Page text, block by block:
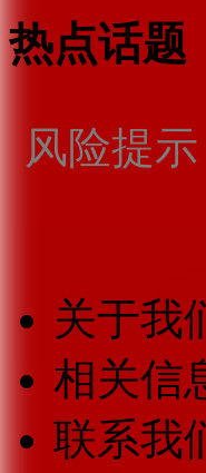
热点话题
风险提
关于我
相关信
联系我